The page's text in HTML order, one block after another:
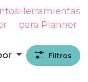
Herramientas
para Planner
Filtros